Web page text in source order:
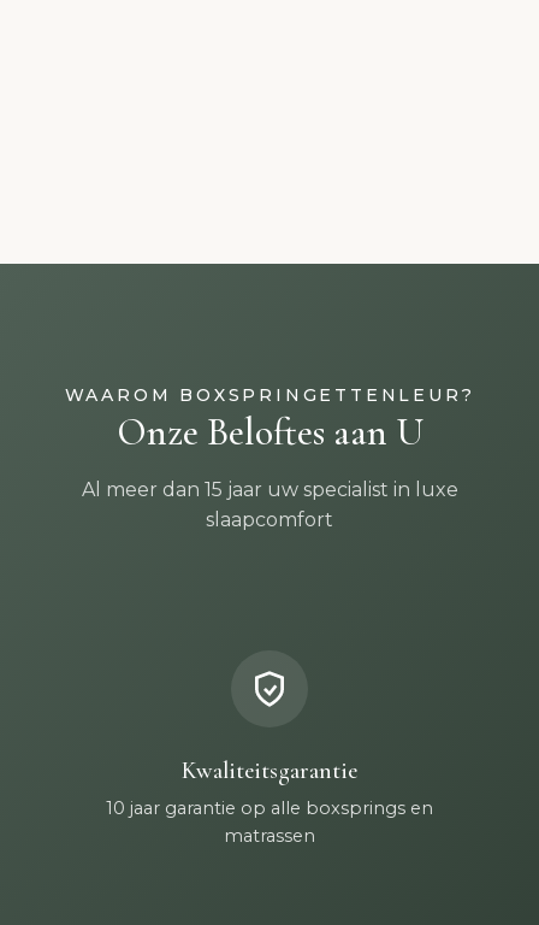
WAAROM BOXSPRINGETTENLEUR?
Onze Beloftes aan U
Al meer dan 15 jaar uw specialist in luxe
slaapcomfort
Kwaliteitsgarantie
10 jaar garantie op alle boxsprings en
matrassen